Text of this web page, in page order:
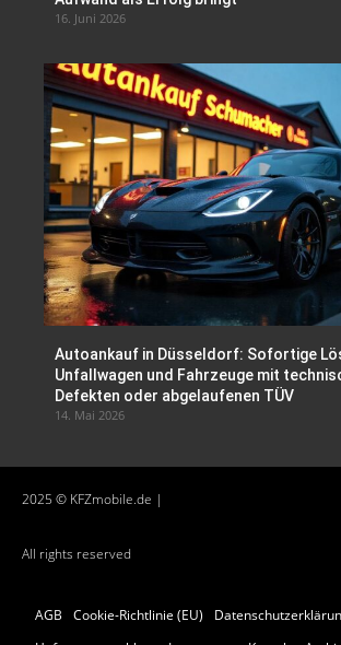
16. Juni 2026
Autoankauf in Düsseldorf: Sofortige
Unfallwagen und Fahrzeuge mit
Defekten oder abgelaufenen TÜV
14. Mai 2026
2025 © KFZmobile.de |
All rights reserved
AGB Cookie-Richtlinie (EU)